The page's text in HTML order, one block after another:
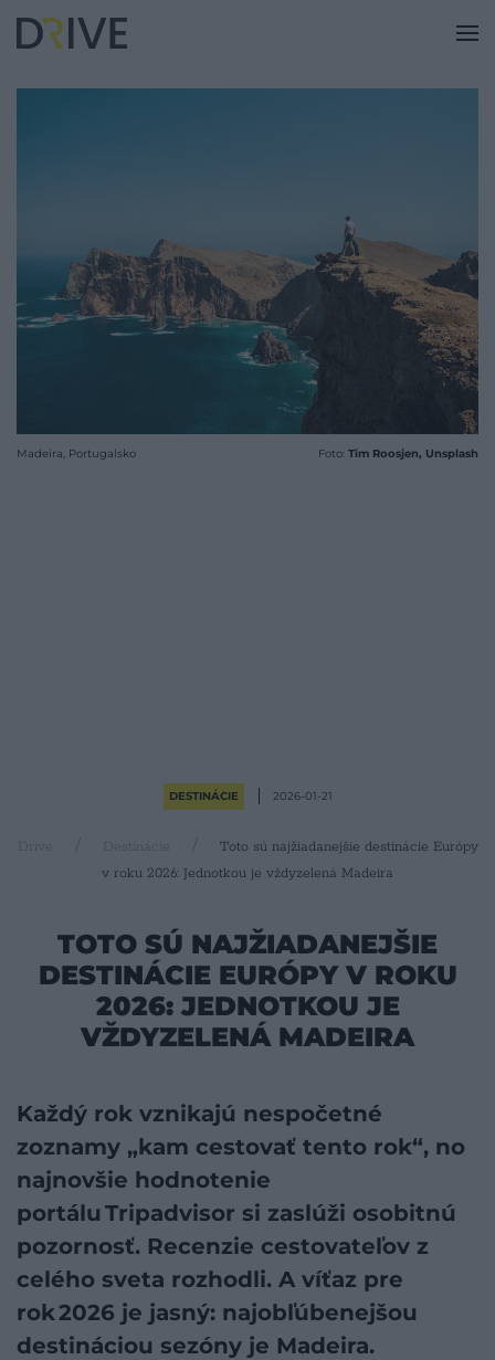
Madeira, Portugalsko Foto: Tim Roosjen, Unsplash
DESTINÁCIE 2026-01-21
Drive
Toto sú najžiadanejšie destinácie Európy
v roku 2026: Jednotkou je vždyzelená Madeira
TOTO SÚ NAJŽIADANEJŠIE
DESTINÁCIE EURÓPY V ROKU
2026: JEDNOTKOU JE
VŽDYZELENÁ MADEIRA
Každý rok vznikajú nespočetné
zoznamy „kam cestovať tento rok“, no
najnovšie hodnotenie
portálu Tripadvisor si zaslúži osobitnú
pozornosť. Recenzie cestovateľov z
celého sveta rozhodli. A víťaz pre
rok 2026 je jasný: najobľúbenejšou
destináciou sezóny je Madeira.